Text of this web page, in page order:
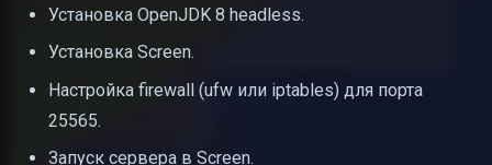
Установка OpenJDK 8 headless.
Установка Screen.
Настройка firewall (ufw или iptables) для порта
25565.
Запуск сервера в Screen.